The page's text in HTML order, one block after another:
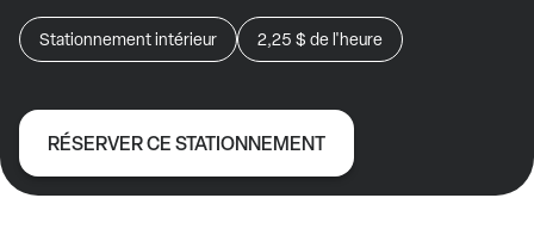
Stationnement intérieur 2,25 $ de l'heure
RÉSERVER CE STATIONNEMENT